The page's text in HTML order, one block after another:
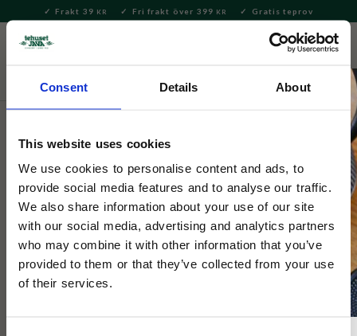
Consent Details About
This website uses cookies
We use cookies to personalise content and ads, to
provide social media features and to analyse our traffic.
We also share information about your use of our site
with our social media, advertising and analytics partners
who may combine it with other information that you’ve
provided to them or that they’ve collected from your use
of their services.
Meny
Frakt 39 KR Fri frakt över 399 KR Gratis teprov
Te Matcha Matcha te
Tehuset Java
Asanoka Ceremonial Matcha 20g
Högkvalitativ matcha från Wazuka, Japan av kultivaren
Asanoka, odlad utan bekämpningsmedel. Mjuk umami, fin
sötma, blommighet och citrustoner.